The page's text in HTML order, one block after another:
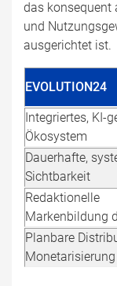
das konsequent
und
ausgerichtet ist.
EVOLUTION24
Integriertes, KI-
Ökosystem
Dauerhafte,
Sichtbarkeit
Redaktionelle
Markenbildung
Planbare
Monetarisierung